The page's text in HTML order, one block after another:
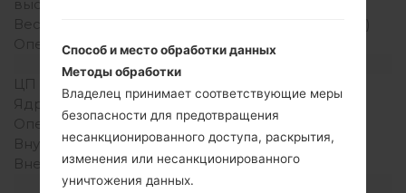
высота)
(3.67 x 1.90 дюйма)
Вес
Операционная система
-
Аппаратное обеспечение
ЦП (процессор)
Ядра процессора
-
Оперативная память
-
Внутренняя память
38MB
Внешняя память
-
Сеть и данные
Способ и место обработки данных
Методы обработки
Владелец принимает соответствующие меры
безопасности для предотвращения
несанкционированного доступа, раскрытия,
изменения или несанкционированного
уничтожения данных.